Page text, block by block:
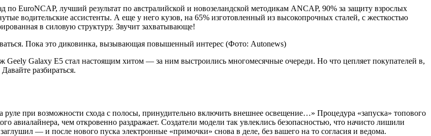
по EuroNCAP, лучший результат по австралийской и новозеландской методикам ANCAP, 90% за защиту взрослых
водительские ассистенты. А еще у него кузов, на 65% изготовленный из высокопрочных сталей, с жесткостью
в силовую структуру. Звучит захватывающе!
Пока это диковинка, вызывающая повышенный интерес (Фото: Autonews)
Geely Galaxy E5 стал настоящим хитом — за ним выстроились многомесячные очереди. Но что цепляет покупателей в,
разбираться.
при возможности схода с полосы, принудительно включить внешнее освещение…» Процедура «запуска» топового
авиалайнера, чем откровенно раздражает. Создатели модели так увлеклись безопасностью, что начисто лишили
— и после нового пуска электронные «примочки» снова в деле, без вашего на то согласия и ведома.